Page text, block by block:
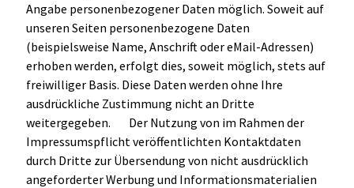
Angabe personenbezogener Daten möglich. Soweit auf
unseren Seiten personenbezogene Daten
(beispielsweise Name, Anschrift oder eMail-Adressen)
erhoben werden, erfolgt dies, soweit möglich, stets auf
freiwilliger Basis. Diese Daten werden ohne Ihre
ausdrückliche Zustimmung nicht an Dritte
weitergegeben. Der Nutzung von im Rahmen der
Impressumspflicht veröffentlichten Kontaktdaten
durch Dritte zur Übersendung von nicht ausdrücklich
angeforderter Werbung und Informationsmaterialien